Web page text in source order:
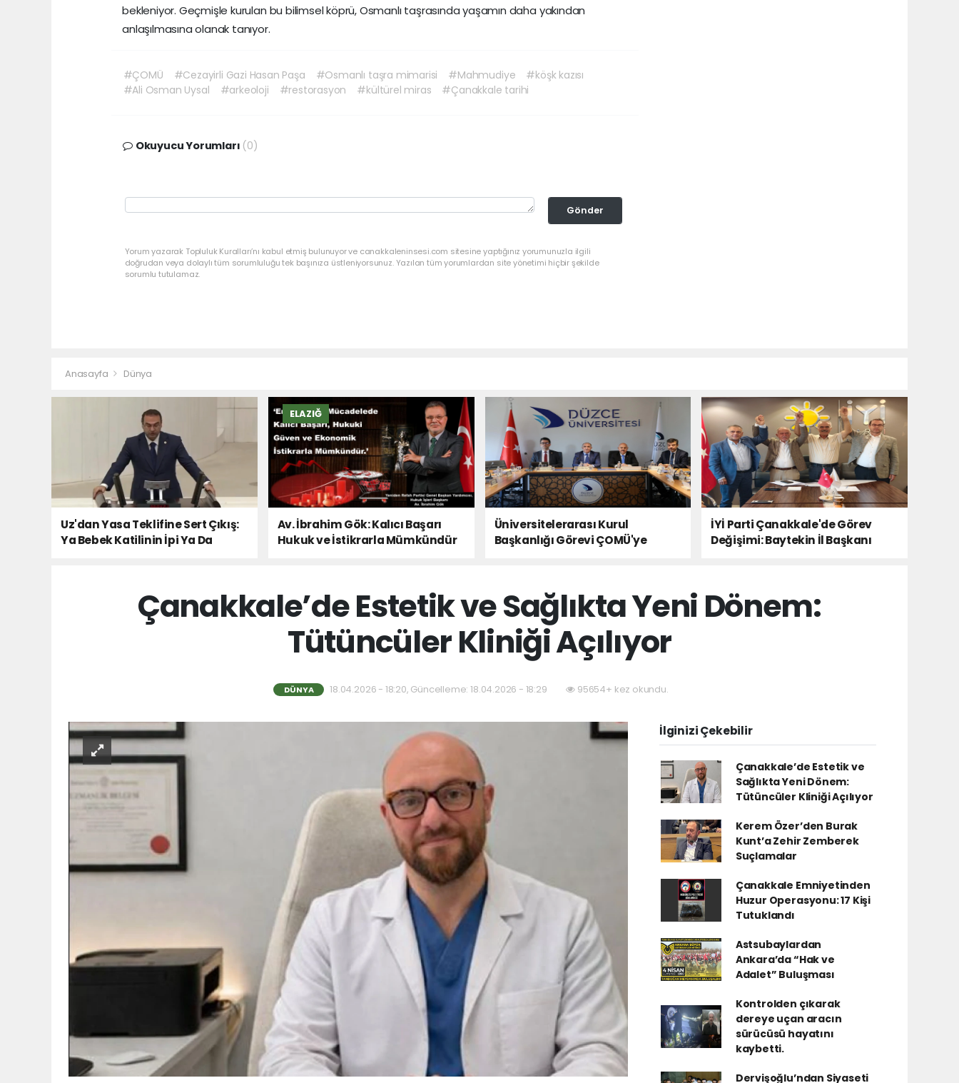
bekleniyor. Geçmişle kurulan bu bilimsel köprü, Osmanlı taşrasında yaşamın daha yakından
anlaşılmasına olanak tanıyor.
#ÇOMÜ #Cezayirli Gazi Hasan Paşa #Osmanlı taşra mimarisi #Mahmudiye
#köşk kazısı
#Ali Osman Uysal
#arkeoloji #restorasyon #kültürel miras #Çanakkale tarihi
Okuyucu Yorumları (0)
Gönder
Yorum yazarak Topluluk Kuralları’nı kabul etmiş bulunuyor ve canakkaleninsesi.com sitesine yaptığınız yorumunuzla ilgili
doğrudan veya dolaylı tüm sorumluluğu tek başınıza üstleniyorsunuz. Yazılan tüm yorumlardan site yönetimi hiçbir şekilde
sorumlu tutulamaz.
Anasayfa Dünya
Uz'dan Yasa Teklifine Sert Çıkış:
Ya Bebek Katilinin İpi Ya Da
ELAZIĞ
Av. İbrahim Gök: Kalıcı Başarı
Hukuk ve İstikrarla Mümkündür
Üniversitelerarası Kurul
Başkanlığı Görevi ÇOMÜ'ye
İYİ Parti Çanakkale'de Görev
Değişimi: Baytekin İl Başkanı
Çanakkale’de Estetik ve Sağlıkta Yeni Dönem:
Tütüncüler Kliniği Açılıyor
DÜNYA 18.04.2026 - 18:20, Güncelleme: 18.04.2026 - 18:29 95654+ kez okundu.
İlginizi Çekebilir
Çanakkale’de Estetik ve
Sağlıkta Yeni Dönem:
Tütüncüler Kliniği Açılıyor
Kerem Özer’den Burak
Kunt’a Zehir Zemberek
Suçlamalar
Çanakkale Emniyetinden
Huzur Operasyonu: 17 Kişi
Tutuklandı
Astsubaylardan
Ankara’da “Hak ve
Adalet” Buluşması
Kontrolden çıkarak
dereye uçan aracın
sürücüsü hayatını
kaybetti.
Dervişoğlu’ndan Siyaseti